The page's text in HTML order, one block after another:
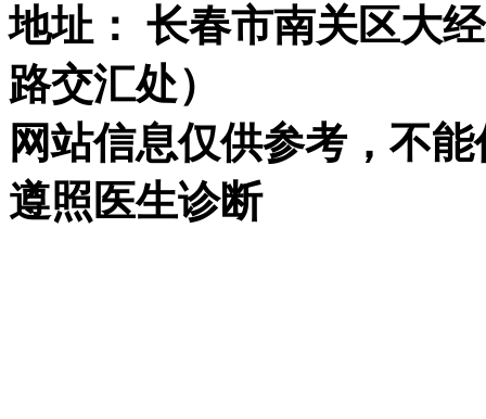
地址： 长春市南关区大
路交汇处）
网站信息仅供参考，不
遵照医生诊断